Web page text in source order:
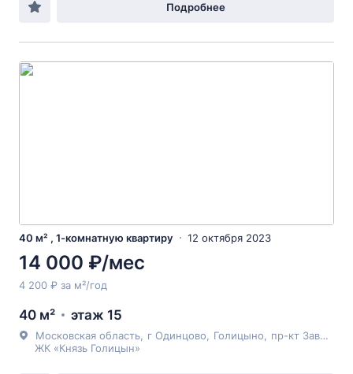
Подробнее
40 м² , 1-комнатную квартиру 12 октября 2023
14 000 ₽/мес
4 200 ₽ за м²/год
40 м² этаж 15
Московская область г Одинцово Голицыно
пр-кт Заводской
ЖК «Князь Голицын»